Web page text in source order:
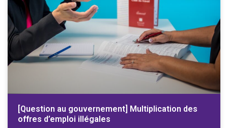
[Question au gouvernement] Multiplication des
offres d’emploi illégales